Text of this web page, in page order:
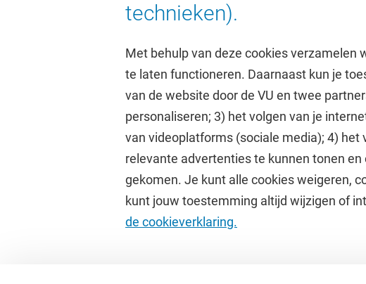
technieken).
Met behulp van deze cookies verzamelen
te laten functioneren. Daarnaast kun je
van de website door de VU en twee
personaliseren; 3) het volgen van je
van videoplatforms (sociale media); 4)
relevante advertenties te kunnen tonen
gekomen. Je kunt alle cookies weigeren,
kunt jouw toestemming altijd wijzigen of
de cookieverklaring.
Direct naar
Cultuur op de campus
Universiteitsbibliotheek
Studie
Academische
Studiegids